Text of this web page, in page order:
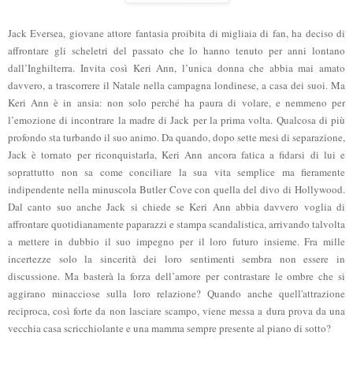
Jack Eversea, giovane attore fantasia proibita di migliaia di fan, ha deciso di
affrontare gli scheletri del passato che lo hanno tenuto per anni lontano
dall’Inghilterra. Invita così Keri Ann, l’unica donna che abbia mai amato
davvero, a trascorrere il Natale nella campagna londinese, a casa dei suoi. Ma
Keri Ann è in ansia: non solo perché ha paura di volare, e nemmeno per
l’emozione di incontrare la madre di Jack per la prima volta. Qualcosa di più
profondo sta turbando il suo animo. Da quando, dopo sette mesi di separazione,
Jack è tornato per riconquistarla, Keri Ann ancora fatica a fidarsi di lui e
soprattutto non sa come conciliare la sua vita semplice ma fieramente
indipendente nella minuscola Butler Cove con quella del divo di Hollywood.
Dal canto suo anche Jack si chiede se Keri Ann abbia davvero voglia di
affrontare quotidianamente paparazzi e stampa scandalistica, arrivando talvolta
a mettere in dubbio il suo impegno per il loro futuro insieme. Fra mille
incertezze solo la sincerità dei loro sentimenti sembra non essere in
discussione. Ma basterà la forza dell’amore per contrastare le ombre che si
aggirano minacciose sulla loro relazione? Quando anche quell'attrazione
reciproca, così forte da non lasciare scampo, viene messa a dura prova da una
vecchia casa scricchiolante e una mamma sempre presente al piano di sotto?